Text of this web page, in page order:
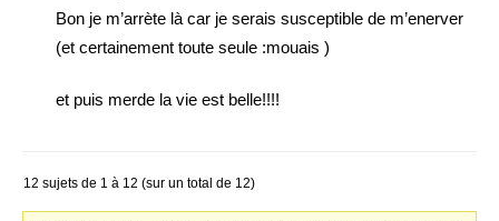
Bon je m’arrète là car je serais susceptible de m’enerver
(et certainement toute seule :mouais )
et puis merde la vie est belle!!!!
12 sujets de 1 à 12 (sur un total de 12)